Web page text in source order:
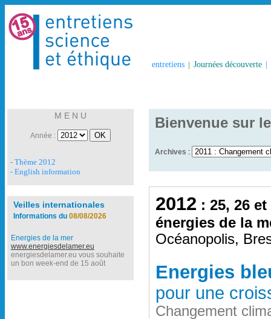
entretiens | Journées découverte
M E N U
Année :
- Thème 2012
- English information
Veilles internationales
Informations du 08/08/2026
Energies de la mer
www.energiesdelamer.eu
energiesdelamer.eu vous souhaite
un bon week-end de 15 août
Bienvenue sur
Archives :
2012 : 25, 26
énergies de la
Océanopolis,
Energies
pour une
Changement